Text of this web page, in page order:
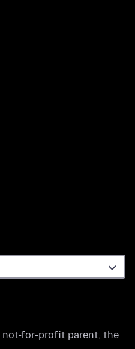
not-for-profit parent, the